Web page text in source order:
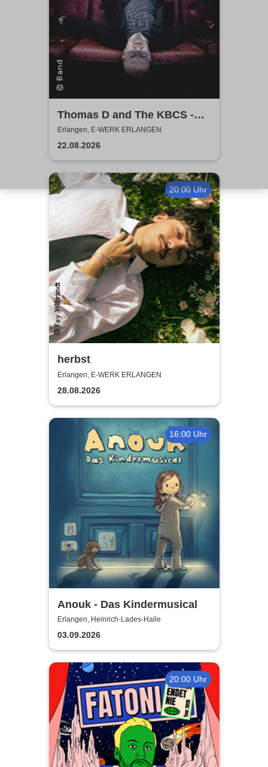
Thomas D and The KBCS -
Neocortex Tour 2026
Erlangen, E-WERK ERLANGEN
22.08.2026
20:00 Uhr
herbst
Erlangen, E-WERK ERLANGEN
28.08.2026
16:00 Uhr
Anouk - Das Kindermusical
Erlangen, Heinrich-Lades-Halle
03.09.2026
20:00 Uhr